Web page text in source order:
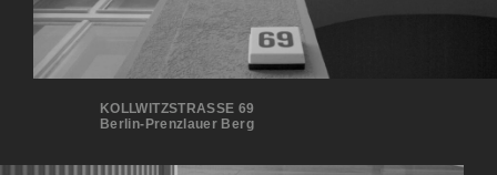
KOLLWITZSTRASSE 69
Berlin-Prenzlauer Berg